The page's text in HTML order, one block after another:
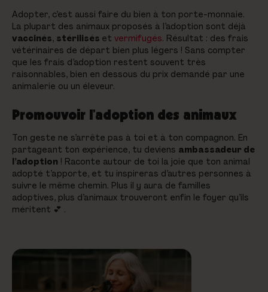
Adopter, c’est aussi faire du bien à ton porte-monnaie.
La plupart des animaux proposés à l’adoption sont déjà
vaccinés, stérilisés et vermifugés. Résultat : des frais
vétérinaires de départ bien plus légers ! Sans compter
que les frais d’adoption restent souvent très
raisonnables, bien en dessous du prix demandé par une
animalerie ou un éleveur.
Promouvoir l’adoption des animaux
Ton geste ne s’arrête pas à toi et à ton compagnon. En
partageant ton expérience, tu deviens ambassadeur de
l’adoption ! Raconte autour de toi la joie que ton animal
adopté t’apporte, et tu inspireras d’autres personnes à
suivre le même chemin. Plus il y aura de familles
adoptives, plus d’animaux trouveront enfin le foyer qu’ils
méritent 💕 .